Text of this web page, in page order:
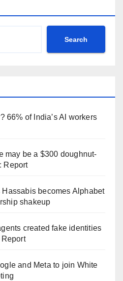
Search
66% of India’s AI workers
may be a $300 doughnut-
Report
becomes Alphabet
shakeup
created fake identities
and Meta to join White